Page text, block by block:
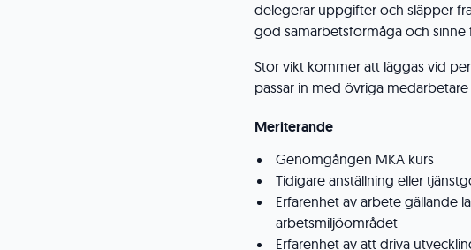
delegerar uppgifter och släpper
god samarbetsförmåga och sinne
Stor vikt kommer att läggas vid
passar in med övriga
Meriterande
Genomgången MKA kurs
Tidigare anställning eller
Erfarenhet av arbete gällande
arbetsmiljöområdet
Erfarenhet av att driva